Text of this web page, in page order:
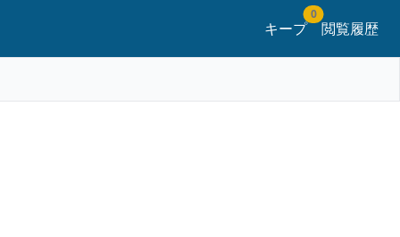
キープ
0
閲覧履歴